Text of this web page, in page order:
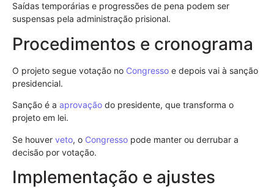
Saídas temporárias e progressões de pena podem ser
suspensas pela administração prisional.
Procedimentos e cronograma
O projeto segue votação no Congresso e depois vai à sanção
presidencial.
Sanção é a aprovação do presidente, que transforma o
projeto em lei.
Se houver veto, o Congresso pode manter ou derrubar a
decisão por votação.
Implementação e ajustes